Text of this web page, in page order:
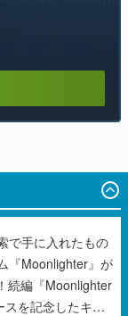
で手に入れたもの
『Moonlighter』が
続編『Moonlighter
スを記念したキャ
マ『まだサ終し
ート。主人公は